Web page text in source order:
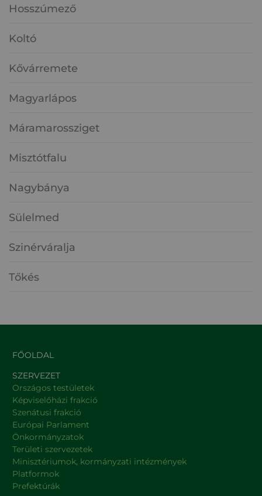
Hosszúmező
Koltó
Kővárremete
Magyarlápos
Máramarossziget
Misztótfalu
Nagybánya
Sülelmed
Szinérváralja
Tőkés
FŐOLDAL
SZERVEZET
Országos testületek
Képviselőházi frakció
Szenátusi frakció
Európai Parlament
Önkormányzatok
Területi szervezetek
Minisztériumok, kormányzati intézmények
Platformok
Prefektúrák